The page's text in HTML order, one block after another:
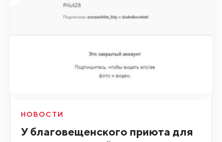
НОВОСТИ
У благовещенского приюта для